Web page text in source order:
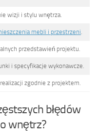
wizji i stylu wnętrza.
mebli i przestrzeni.
przedstawień projektu.
i specyfikacje wykonawcze.
zgodnie z projektem.
błędów
wnętrz?